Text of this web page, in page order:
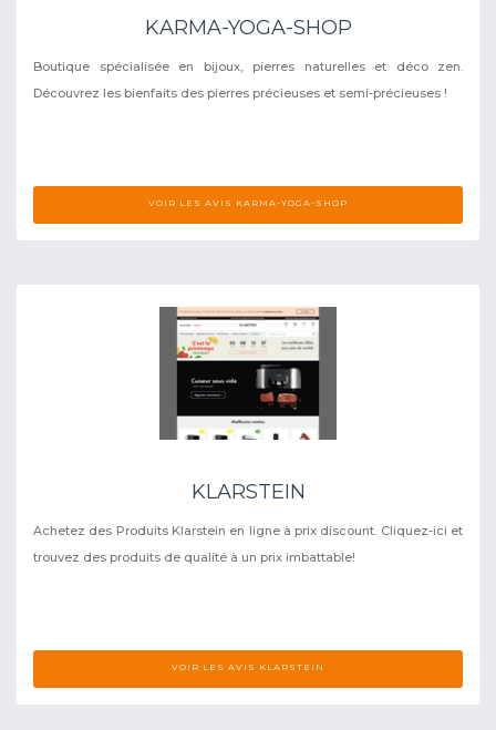
KARMA-YOGA-SHOP
Boutique spécialisée en bijoux, pierres naturelles et déco zen.
Découvrez les bienfaits des pierres précieuses et semi-précieuses !
VOIR LES AVIS KARMA-YOGA-SHOP
KLARSTEIN
Achetez des Produits Klarstein en ligne à prix discount. Cliquez-ici et
trouvez des produits de qualité à un prix imbattable!
VOIR LES AVIS KLARSTEIN